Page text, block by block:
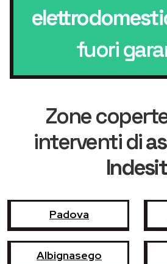
fuori
Zone
interventi di
Indesit
Padova
Albignasego